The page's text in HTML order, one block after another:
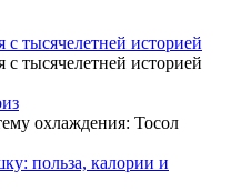
с тысячелетней историей
с тысячелетней историей
охлаждения: Тосол
польза, калории и